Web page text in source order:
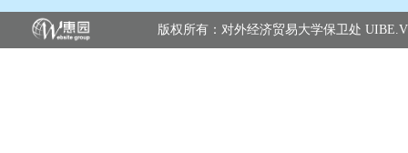
版权所有：对外经济贸易大学保卫处